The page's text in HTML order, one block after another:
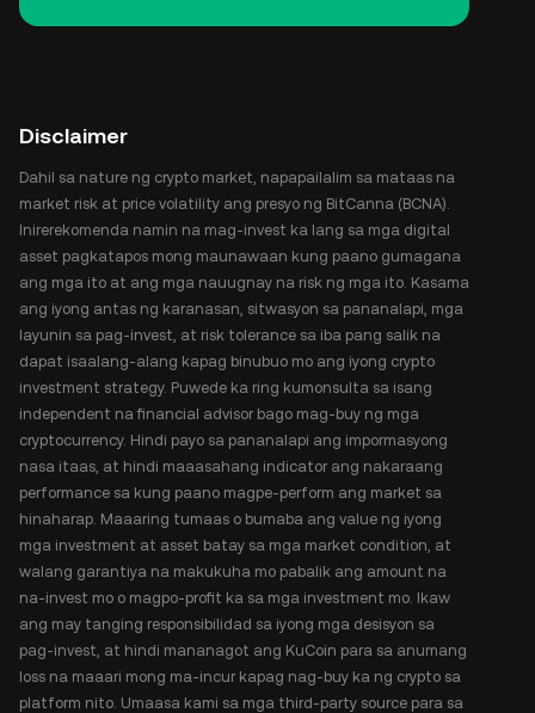
Disclaimer
Dahil sa nature ng crypto market, napapailalim sa mataas na
market risk at price volatility ang presyo ng BitCanna (BCNA).
Inirerekomenda namin na mag-invest ka lang sa mga digital
asset pagkatapos mong maunawaan kung paano gumagana
ang mga ito at ang mga nauugnay na risk ng mga ito. Kasama
ang iyong antas ng karanasan, sitwasyon sa pananalapi, mga
layunin sa pag-invest, at risk tolerance sa iba pang salik na
dapat isaalang-alang kapag binubuo mo ang iyong crypto
investment strategy. Puwede ka ring kumonsulta sa isang
independent na financial advisor bago mag-buy ng mga
cryptocurrency. Hindi payo sa pananalapi ang impormasyong
nasa itaas, at hindi maaasahang indicator ang nakaraang
performance sa kung paano magpe-perform ang market sa
hinaharap. Maaaring tumaas o bumaba ang value ng iyong
mga investment at asset batay sa mga market condition, at
walang garantiya na makukuha mo pabalik ang amount na
na-invest mo o magpo-profit ka sa mga investment mo. Ikaw
ang may tanging responsibilidad sa iyong mga desisyon sa
pag-invest, at hindi mananagot ang KuCoin para sa anumang
loss na maaari mong ma-incur kapag nag-buy ka ng crypto sa
platform nito. Umaasa kami sa mga third-party source para sa